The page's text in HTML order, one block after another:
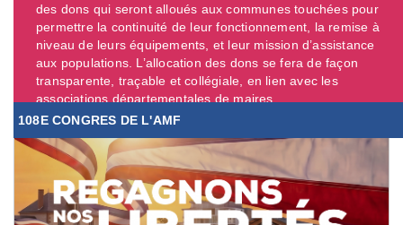
des dons qui seront alloués aux communes touchées pour
permettre la continuité de leur fonctionnement, la remise à
niveau de leurs équipements, et leur mission d’assistance
aux populations. L’allocation des dons se fera de façon
transparente, traçable et collégiale, en lien avec les
associations départementales de maires. ...
108E CONGRES DE L'AMF